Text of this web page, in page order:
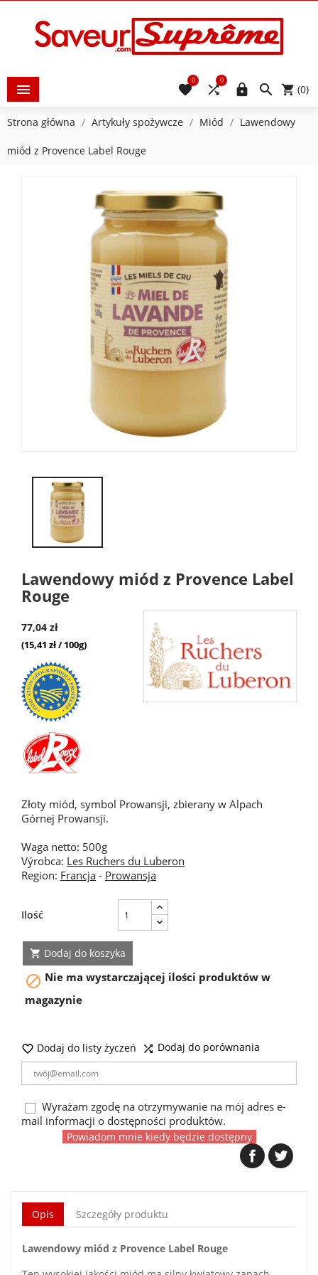
  (0)


0

0
Strona główna Artykuły spożywcze Miód Lawendowy
miód z Provence Label Rouge
Lawendowy miód z Provence Label
Rouge
77,04 zł
(15,41 zł / 100g)
Złoty miód, symbol Prowansji, zbierany w Alpach
Górnej Prowansji.
Waga netto: 500g
Výrobca: Les Ruchers du Luberon
Region: Francja - Prowansja
Ilość
 Dodaj do koszyka
 Nie ma wystarczającej ilości produktów w
magazynie
 Dodaj do listy życzeń  Dodaj do porównania
Wyrażam zgodę na otrzymywanie na mój adres e-
mail informacji o dostępności produktów.
Powiadom mnie kiedy będzie dostępny
Opis Szczegóły produktu
Lawendowy miód z Provence Label Rouge